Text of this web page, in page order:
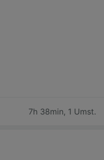
7h 38min, 1 Umst.